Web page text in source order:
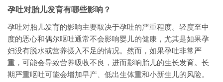
孕吐对胎儿发育有哪些影响？
孕吐对胎儿发育的影响主要取决于孕吐的严重程度。轻度至中
度的恶心和偶尔呕吐通常不会影响婴儿的健康，尤其是如果孕
妇没有脱水或营养摄入不足的情况。然而，如果孕吐非常严
重，可能会导致营养吸收不良，进而影响胎儿的生长发育。长
期严重呕吐可能会增加早产、低出生体重和小新生儿的风险。